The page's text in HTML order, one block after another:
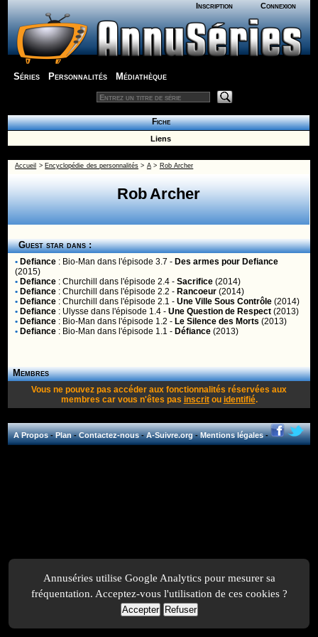
Inscription Connexion
Séries Personnalités Médiathèque
Fiche
Liens
Accueil > Encyclopédie des personnalités > A> Rob Archer
Rob Archer
Guest star dans :
• Defiance : Bio-Man dans l'épisode 3.7 - Des armes pour Defiance
(2015)
• Defiance :Churchill dans l'épisode 2.4 -Sacrifice (2014)
• Defiance :Churchill dans l'épisode 2.2 - Rancoeur (2014)
• Defiance :Churchill dans l'épisode 2.1 -Une Ville Sous Contrôle (2014)
• Defiance : Ulysse dans l'épisode 1.4 -Une Question de Respect (2013)
• Defiance : Bio-Man dans l'épisode 1.2 - Le Silence des Morts (2013)
• Defiance : Bio-Man dans l'épisode 1.1 - Défiance (2013)
Membres
Vous ne pouvez pas accéder aux fonctionnalités réservées aux
membres car vous n'êtes pas inscritou identifié.
A Propos-Plan-Contactez-nous-A-Suivre.org-Mentions légales-
Annuséries utilise Google Analytics pour mesurer sa
fréquentation. Acceptez-vous l'utilisation de ces cookies ?
Accepter Refuser